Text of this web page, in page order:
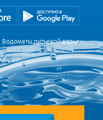
питьевой воды.